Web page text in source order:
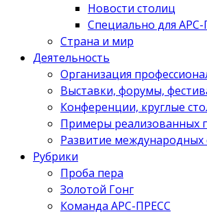
Новости столиц
Специально для
Страна и мир
Деятельность
Организация
Выставки, форумы,
Конференции, круглые
Примеры реализованных
Развитие международных
Рубрики
Проба пера
Золотой Гонг
Команда АРС-ПРЕСС